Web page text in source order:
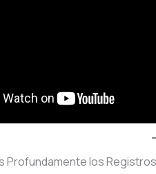
Profundamente los